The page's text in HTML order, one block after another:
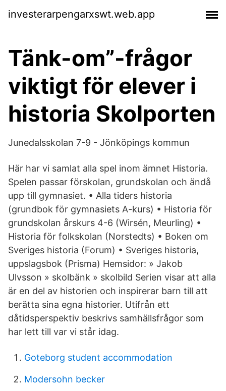
investerarpengarxswt.web.app
Tänk-om”-frågor
viktigt för elever i
historia Skolporten
Junedalsskolan 7-9 - Jönköpings kommun
Här har vi samlat alla spel inom ämnet Historia.
Spelen passar förskolan, grundskolan och ändå
upp till gymnasiet. • Alla tiders historia
(grundbok för gymnasiets A-kurs) • Historia för
grundskolan årskurs 4-6 (Wirsén, Meurling) •
Historia för folkskolan (Norstedts) • Boken om
Sveriges historia (Forum) • Sveriges historia,
uppslagsbok (Prisma) Hemsidor: » Jakob
Ulvsson » skolbänk » skolbild Serien visar att alla
är en del av historien och inspirerar barn till att
berätta sina egna historier. Utifrån ett
dåtidsperspektiv beskrivs samhällsfrågor som
har lett till var vi står idag.
Goteborg student accommodation
Modersohn becker